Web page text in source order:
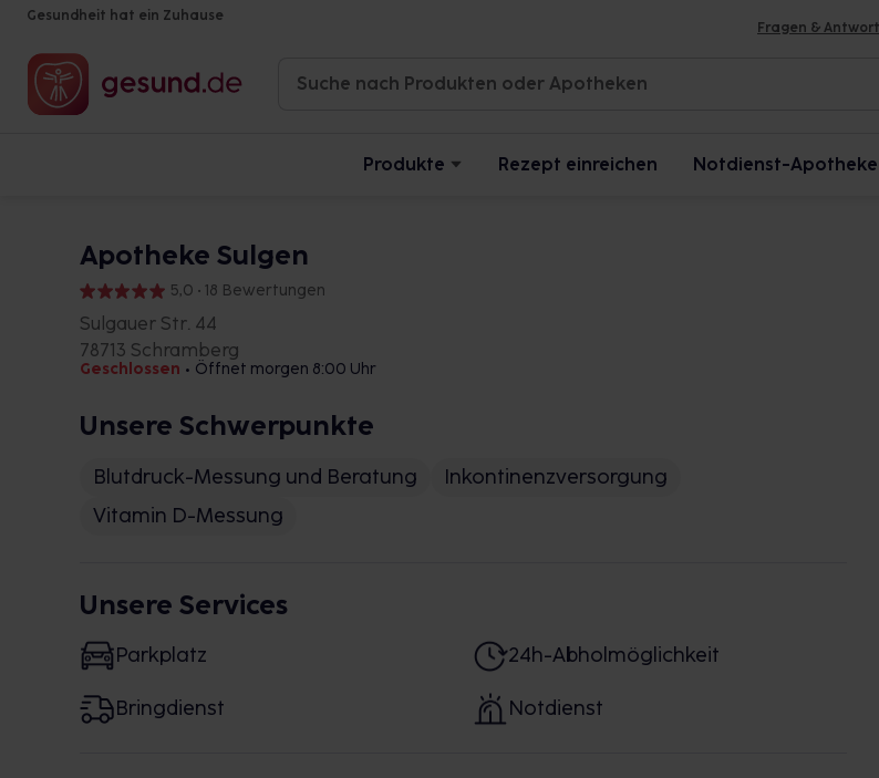
Gesundheit hat ein Zuhause
Fragen &
Produkte Rezept einreichen Notdienst-
Apotheke Sulgen
5,0 • 18 Bewertungen
Sulgauer Str. 44
78713 Schramberg
Geschlossen • Öffnet morgen 8:00 Uhr
Unsere Schwerpunkte
Blutdruck-Messung und Beratung
Inkontinenzversorgung
Vitamin D-Messung
Unsere Services
Parkplatz 24h-Abholmöglichkeit
Bringdienst Notdienst